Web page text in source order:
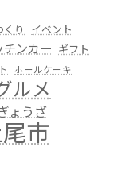
くり イベント
チンカー ギフト
ホールケーキ
ルメ
ょうざ
市